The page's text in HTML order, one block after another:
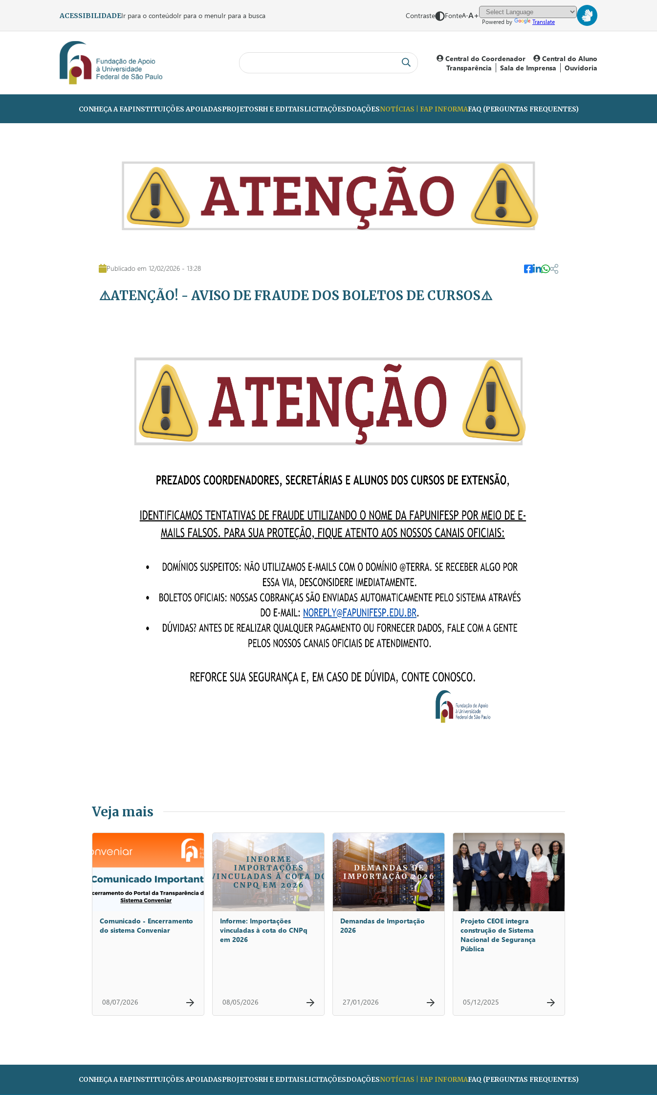
ACESSIBILIDADEIr para o conteúdoIr para o menuIr para a busca Contraste FonteA-A+
Powered by Translate
Central do Coordenador
Central do Aluno
Transparência
Sala de Imprensa Ouvidoria
CONHEÇA A FAPINSTITUIÇÕES APOIADASPROJETOSRH E EDITAISLICITAÇÕESDOAÇÕESNOTÍCIAS | FAP INFORMAFAQ (PERGUNTAS FREQUENTES)
Publicado em 12/02/2026 - 13:28
⚠️ATENÇÃO! - AVISO DE FRAUDE DOS BOLETOS DE CURSOS⚠️
Veja mais
Comunicado - Encerramento
do sistema Conveniar
08/07/2026
Informe: Importações
vinculadas à cota do CNPq
em 2026
08/05/2026
Demandas de Importação
2026
27/01/2026
Projeto CEOE integra
construção de Sistema
Nacional de Segurança
Pública
05/12/2025
CONHEÇA A FAPINSTITUIÇÕES APOIADASPROJETOSRH E EDITAISLICITAÇÕESDOAÇÕESNOTÍCIAS | FAP INFORMAFAQ (PERGUNTAS FREQUENTES)